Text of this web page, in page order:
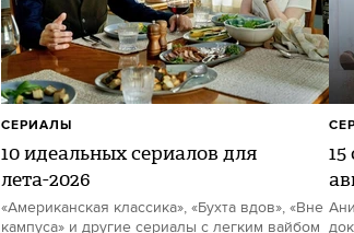
10 идеальных сериалов для
лета-2026
«Американская классика», «Бухта вдов», «Вне
кампуса» и другие сериалы с легким вайбом
СЕРИАЛЫ